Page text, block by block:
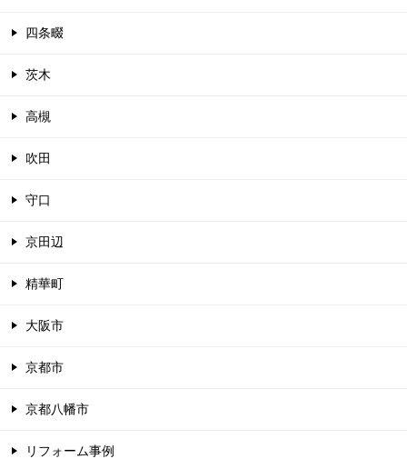
四条畷
茨木
高槻
吹田
守口
京田辺
精華町
大阪市
京都市
京都八幡市
リフォーム事例